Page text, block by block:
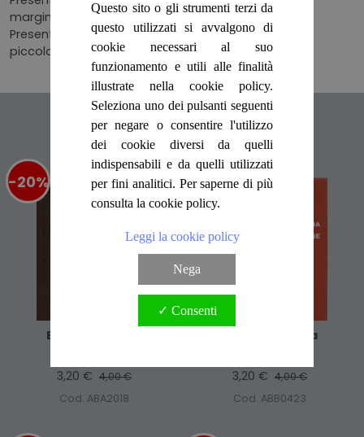
margine del testo. Presente strappo al frontespizio.
Presente leggera fioritura sparsa. Presente qualche
piccola mancanza. Numero pagine 262.
Articoli suggeriti
-20%%
Economia Della
3,20 € 4,00 €
Cod. ABA2018
-20%%
Economia Della
3,20 € 4,00 €
Cod. ABB0423
Questo sito o gli strumenti terzi da
questo utilizzati si avvalgono di
cookie necessari al suo
funzionamento e utili alle finalità
illustrate nella cookie policy.
Seleziona uno dei pulsanti seguenti
per negare o consentire l'utilizzo
dei cookie diversi da quelli
indispensabili e da quelli utilizzati
per fini analitici. Per saperne di più
consulta la cookie policy.
Leggi la cookie policy
Nega
✓ Consenti